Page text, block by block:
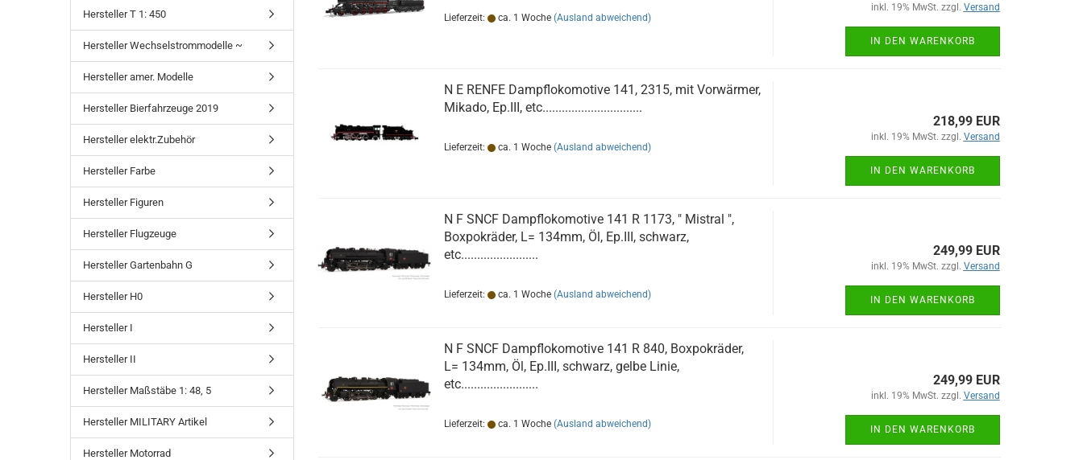
Lieferzeit: ca. 1 Woche (Ausland abweichend)
inkl. 19% MwSt. zzgl. Versand
IN DEN WARENKORB
N E RENFE Dampflokomotive 141, 2315, mit Vorwärmer,
Mikado, Ep.III, etc...............................
Lieferzeit: ca. 1 Woche (Ausland abweichend)
218,99 EUR
inkl. 19% MwSt. zzgl. Versand
IN DEN WARENKORB
N F SNCF Dampflokomotive 141 R 1173, " Mistral ",
Boxpokräder, L= 134mm, Öl, Ep.III, schwarz,
etc........................
Lieferzeit: ca. 1 Woche (Ausland abweichend)
249,99 EUR
inkl. 19% MwSt. zzgl. Versand
IN DEN WARENKORB
N F SNCF Dampflokomotive 141 R 840, Boxpokräder,
L= 134mm, Öl, Ep.III, schwarz, gelbe Linie,
etc........................
Lieferzeit: ca. 1 Woche (Ausland abweichend)
249,99 EUR
inkl. 19% MwSt. zzgl. Versand
IN DEN WARENKORB
Hersteller T 1: 450
Hersteller Wechselstrommodelle ~
Hersteller amer. Modelle
Hersteller Bierfahrzeuge 2019
Hersteller elektr.Zubehör
Hersteller Farbe
Hersteller Figuren
Hersteller Flugzeuge
Hersteller Gartenbahn G
Hersteller H0
Hersteller I
Hersteller II
Hersteller Maßstäbe 1: 48, 5
Hersteller MILITARY Artikel
Hersteller Motorrad